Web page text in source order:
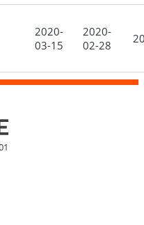
2020-
03-15
2020-
02-28